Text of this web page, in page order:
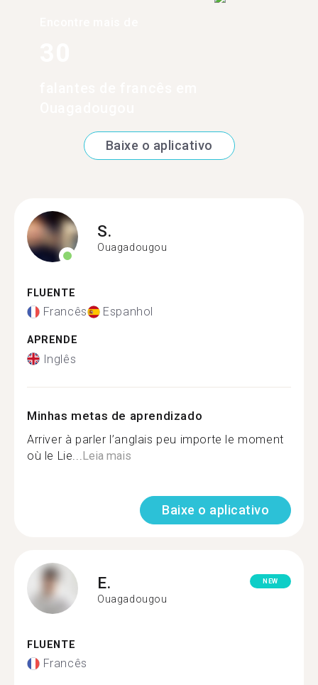
Baixe o aplicativo
S.
Ouagadougou
FLUENTE
Francês Espanhol
APRENDE
Inglês
Minhas metas de aprendizado
Arriver à parler l’anglais peu importe le moment
où le Lie... Leia mais
Baixe o aplicativo
E.
Ouagadougou
NEW
FLUENTE
Francês